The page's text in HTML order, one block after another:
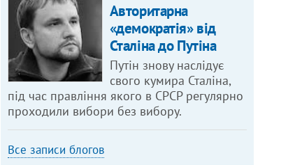
Авторитарна
«демократія» від
Сталіна до Путіна
Путін знову наслідує
свого кумира Сталіна,
під час правління якого в СРСР регулярно
проходили вибори без вибору.
Все записи блогов